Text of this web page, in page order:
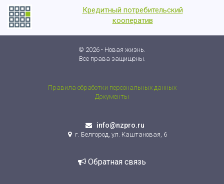
Кредитный потребительский
кооператив
© 2026 - Новая жизнь.
Все права защищены.
Правила обработки персональных данных
Документы
info@nzpro.ru
г. Белгород, ул. Каштановая, 6
Обратная связь